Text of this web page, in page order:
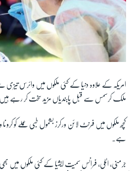
امریکہ کے علاوہ دنیا کے کئی ملکوں میں وائرس
ملک کرسمس سے قبل پابندیاں مزید سخت کر رہے
کچھ ملکوں میں فرنٹ لائن ورکرز بشمول طبی عملے کو کرونا
ہے۔
جرمنی، اٹلی، فرانس سمیت ایشیا کے کئی ملکوں میں